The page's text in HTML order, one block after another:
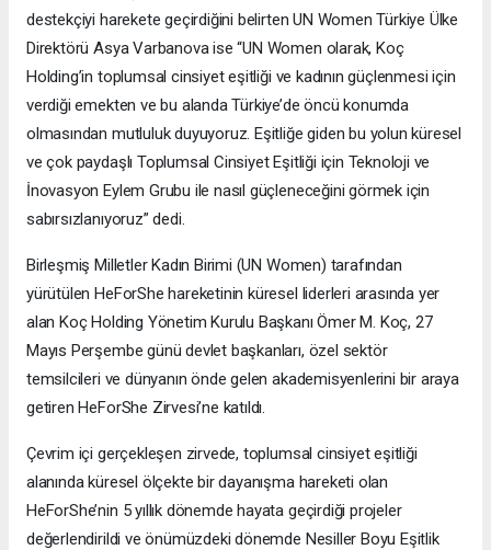
destekçiyi harekete geçirdiğini belirten UN Women Türkiye Ülke
Direktörü Asya Varbanova ise “UN Women olarak, Koç
Holding’in toplumsal cinsiyet eşitliği ve kadının güçlenmesi için
verdiği emekten ve bu alanda Türkiye’de öncü konumda
olmasından mutluluk duyuyoruz. Eşitliğe giden bu yolun küresel
ve çok paydaşlı Toplumsal Cinsiyet Eşitliği için Teknoloji ve
İnovasyon Eylem Grubu ile nasıl güçleneceğini görmek için
sabırsızlanıyoruz” dedi.
Birleşmiş Milletler Kadın Birimi (UN Women) tarafından
yürütülen HeForShe hareketinin küresel liderleri arasında yer
alan Koç Holding Yönetim Kurulu Başkanı Ömer M. Koç, 27
Mayıs Perşembe günü devlet başkanları, özel sektör
temsilcileri ve dünyanın önde gelen akademisyenlerini bir araya
getiren HeForShe Zirvesi’ne katıldı.
Çevrim içi gerçekleşen zirvede, toplumsal cinsiyet eşitliği
alanında küresel ölçekte bir dayanışma hareketi olan
HeForShe’nin 5 yıllık dönemde hayata geçirdiği projeler
değerlendirildi ve önümüzdeki dönemde Nesiller Boyu Eşitlik